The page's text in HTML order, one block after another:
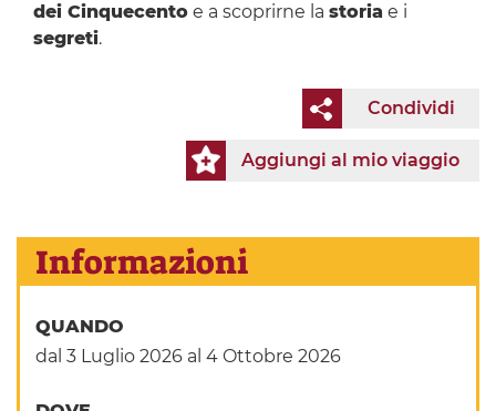
dei Cinquecentoe a scoprirne la storia e i
segreti.
Condividi
Aggiungi al mio viaggio
Informazioni
QUANDO
dal 3 Luglio 2026 al 4 Ottobre 2026